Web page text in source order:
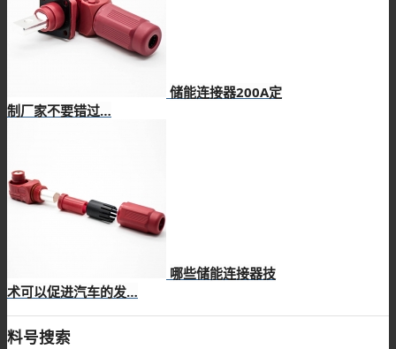
储能连接器200A定
制厂家不要错过…
哪些储能连接器技
术可以促进汽车的发…
料号搜索